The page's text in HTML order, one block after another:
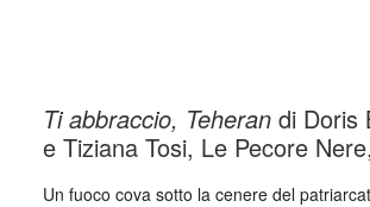
Ti abbraccio, Teherandi Doris
e Tiziana Tosi, Le Pecore
Un fuoco cova sotto la cenere del